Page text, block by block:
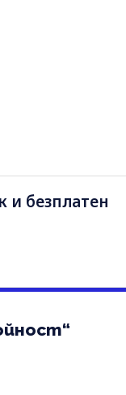
и безплатен